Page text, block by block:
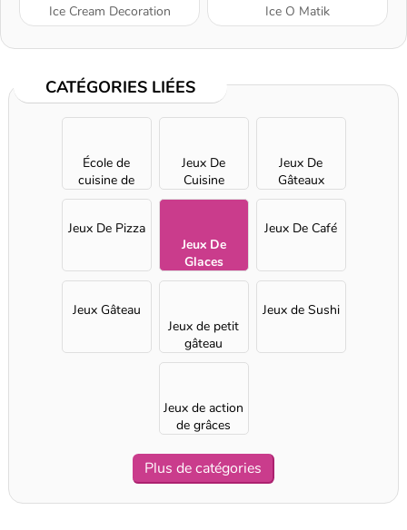
Ice Cream Decoration Ice O Matik
CATÉGORIES LIÉES
École de
cuisine de
Sara
Jeux De
Cuisine
Jeux De
Gâteaux
Jeux De Pizza
Jeux De
Glaces
Jeux De Café
Jeux Gâteau
Jeux de petit
gâteau
Jeux de Sushi
Jeux de action
de grâces
Plus de catégories